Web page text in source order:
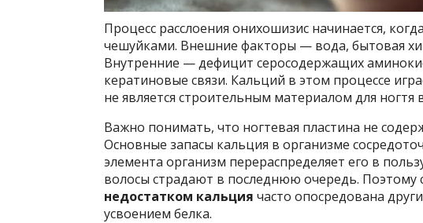
Процесс расслоения онихошизис начинается,
чешуйками. Внешние факторы — вода, бытовая
Внутренние — дефицит серосодержащих
кератиновые связи. Кальций в этом процессе
не является строительным материалом для ногтя
Важно понимать, что ногтевая пластина не
Основные запасы кальция в организме
элемента организм перераспределяет его в
волосы страдают в последнюю очередь. Поэтому
недостатком кальция часто опосредована
усвоением белка.